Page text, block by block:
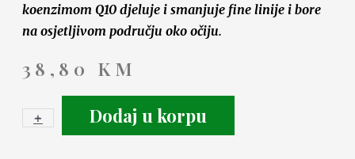
koenzimom Q10 djeluje i smanjuje fine linije i bore
na osjetljivom području oko očiju.
38,80 KM
-
+ Dodaj u korpu